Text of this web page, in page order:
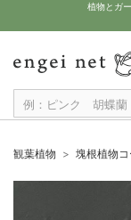
植物とガ
観葉植物 塊根植物
ザ・ファームユニバー